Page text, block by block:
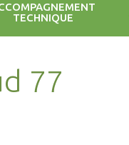
TECHNIQUE
77